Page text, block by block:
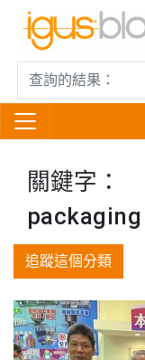
關鍵字：
packaging
追蹤這個分類